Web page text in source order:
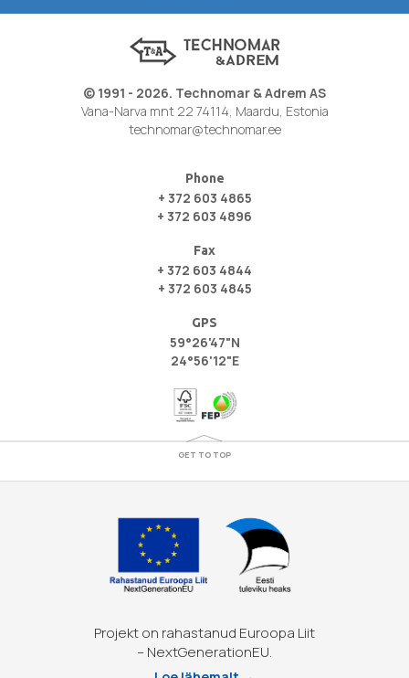
© 1991 - 2026. Technomar & Adrem AS
Vana-Narva mnt 22 74114, Maardu, Estonia
technomar@technomar.ee
Phone
+ 372 603 4865
+ 372 603 4896
Fax
+ 372 603 4844
+ 372 603 4845
GPS
59°26'47"N
24°56'12"E
GET TO TOP
Projekt on rahastanud Euroopa Liit
– NextGenerationEU.